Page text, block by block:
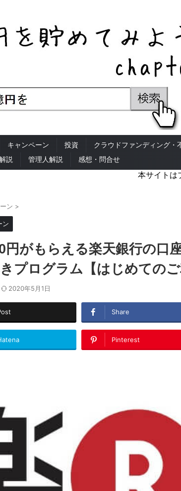
キャンペーン 投資 クラウドファンディング・
説 管理人解説 感想・問合せ
本サイトは
ン >
ン
円がもらえる楽天銀行の口
プログラム【はじめてのご
2020年5月1日
Share
Pinterest